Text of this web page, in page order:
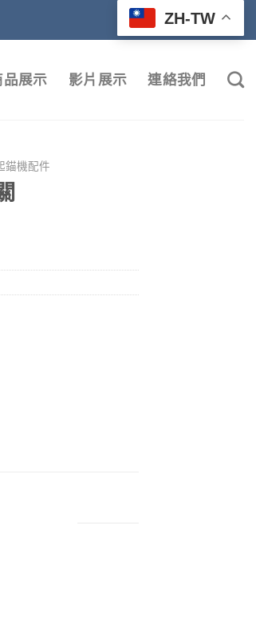
ZH-TW
品展示 影片展示 連絡我們
錨機配件